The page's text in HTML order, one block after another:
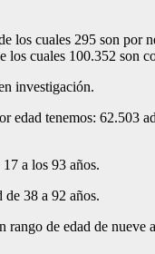
los cuales 295 son por
cuales 100.352 son
investigación.
tenemos: 62.503
a los 93 años.
de 38 a 92 años.
de edad de nueve